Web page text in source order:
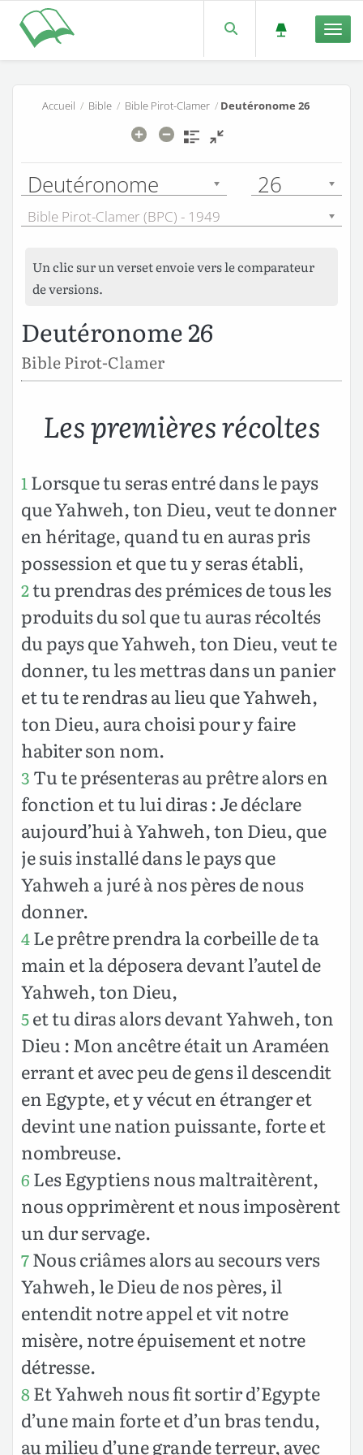
Accueil / Bible / Bible Pirot-Clamer / Deutéronome 26
Deutéronome 26
Bible Pirot-Clamer (BPC) - 1949
Un clic sur un verset envoie vers le comparateur
de versions.
Deutéronome 26
Bible Pirot-Clamer
Les premières récoltes
1 Lorsque tu seras entré dans le pays
que Yahweh, ton Dieu, veut te donner
en héritage, quand tu en auras pris
possession et que tu y seras établi,
2tu prendras des prémices de tous les
produits du sol que tu auras récoltés
du pays que Yahweh, ton Dieu, veut te
donner, tu les mettras dans un panier
et tu te rendras au lieu que Yahweh,
ton Dieu, aura choisi pour y faire
habiter son nom.
3 Tu te présenteras au prêtre alors en
fonction et tu lui diras : Je déclare
aujourd’hui à Yahweh, ton Dieu, que
je suis installé dans le pays que
Yahweh a juré à nos pères de nous
donner.
4Le prêtre prendra la corbeille de ta
main et la déposera devant l’autel de
Yahweh, ton Dieu,
5et tu diras alors devant Yahweh, ton
Dieu : Mon ancêtre était un Araméen
errant et avec peu de gens il descendit
en Egypte, et y vécut en étranger et
devint une nation puissante, forte et
nombreuse.
6 Les Egyptiens nous maltraitèrent,
nous opprimèrent et nous imposèrent
un dur servage.
7Nous criâmes alors au secours vers
Yahweh, le Dieu de nos pères, il
entendit notre appel et vit notre
misère, notre épuisement et notre
détresse.
8Et Yahweh nous fit sortir d’Egypte
d’une main forte et d’un bras tendu,
au milieu d’une grande terreur, avec